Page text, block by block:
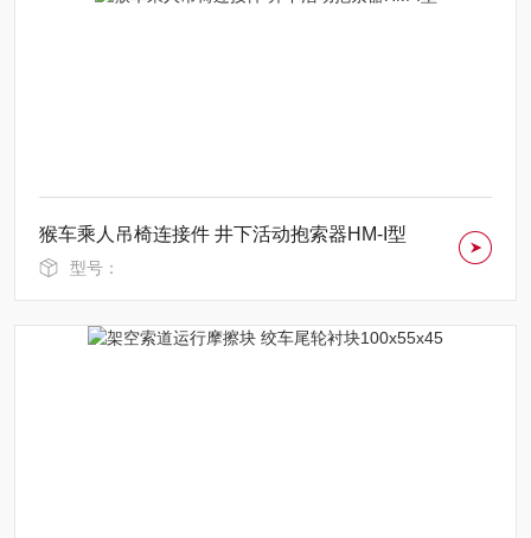
猴车乘人吊椅连接件 井下活动抱索器HM-I型
型号：